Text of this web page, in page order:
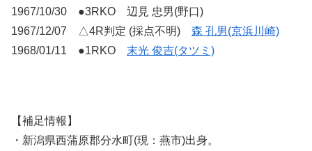
1967/10/30 ●3RKO 辺見 忠男(野口)
1967/12/07 △4R判定 (採点不明) 森 孔男(京浜川崎)
1968/01/11 ●1RKO 末光 俊吉(タツミ)
【補足情報】
・新潟県西蒲原郡分水町(現：燕市)出身。